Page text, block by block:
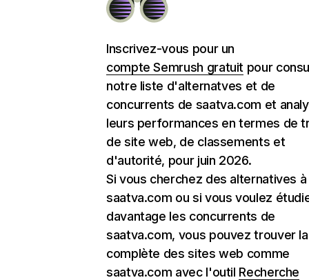
Inscrivez-vous pour un
compte Semrush gratuit pour
notre liste d'alternatves et de
concurrents de saatva.com et
leurs performances en termes de
de site web, de classements et
d'autorité, pour juin 2026.
Si vous cherchez des alternatives à
saatva.com ou si vous voulez
davantage les concurrents de
saatva.com, vous pouvez trouver
complète des sites web comme
saatva.com avec l'outil Recherche